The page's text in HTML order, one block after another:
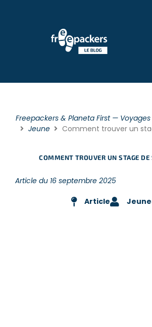
Freepackers & Planeta First —
Jeune
Comment trouver un
COMMENT TROUVER UN STAGE DE
Article du 16 septembre 2025
Article